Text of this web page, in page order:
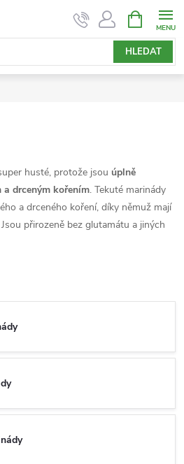
HLEDAT
NÁKUPNÍ
KOŠÍK
husté, protože jsou úplně
a drceným kořením. Tekuté marinády
a drceného koření, díky němuž mají
přirozeně bez glutamátu a jiných